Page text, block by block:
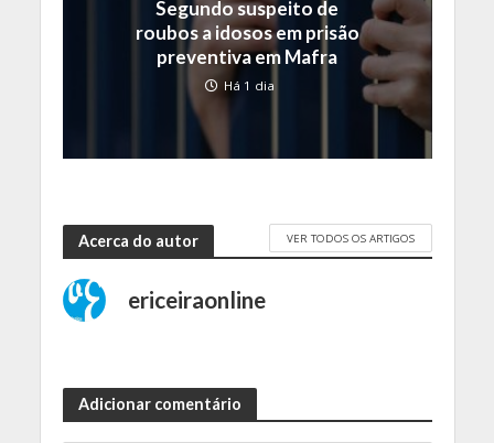
Segundo suspeito de
roubos a idosos em prisão
preventiva em Mafra
Há 1 dia
Acerca do autor VER TODOS OS ARTIGOS
ericeiraonline
Adicionar comentário